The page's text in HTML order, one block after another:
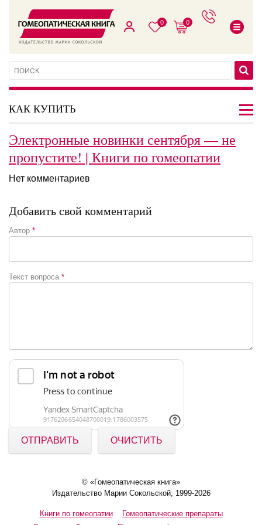
0 0
КАК КУПИТЬ
Электронные новинки сентября — не
пропустите! | Книги по гомеопатии
Нет комментариев
Добавить свой комментарий
Автор *
Текст вопроса *
ОТПРАВИТЬ ОЧИСТИТЬ
© «Гомеопатическая книга»
Издательство Марии Сокольской, 1999-2026
Книги по гомеопатии
Гомеопатические препараты